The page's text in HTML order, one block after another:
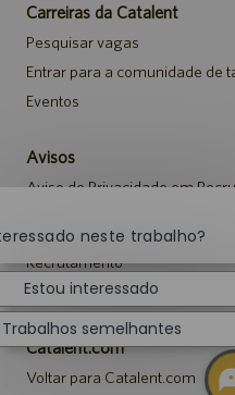
Carreiras da Catalent
Pesquisar vagas
Entrar para a comunidade de
Eventos
Avisos
Aviso de Privacidade em
Aviso de Segurança para
Aviso para Agências e
Recrutamento
Aviso de Adaptação para
Catalent.com
Voltar para Catalent.com
neste trabalho?
Estou interessado
Trabalhos semelhantes